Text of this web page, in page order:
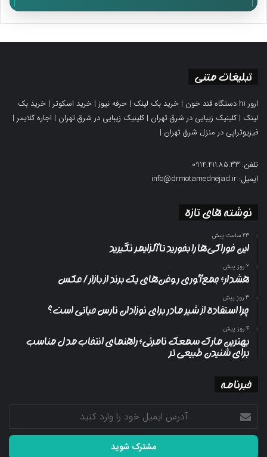
تبلیغات متنی
ارور h1 دستگاه قند خون | خرید بک لینک | حرفه نیوز | خرید اسکوتر | خرید بک
لینک |کلینیک زیبایی در شرق تهران |کلینیک زیبایی در شرق تهران | اجاره کلایمر |
فیزیوتراپی در منزل شرق تهران |
تلفن: 0914.411.85.33
ایمیل: info@drmotamednejad.ir
نوشته های تازه
23 ساعت پیش
این خوراکی‌ها را بخورید تا آلزایمر نگیرید
2 روز پیش
هشدار؛ جمع‌آوری روغن‌های یک برند از بازار/ عکس
3 روز پیش
چرا استفاده از شیر مادر برای نوزادان نارس حیاتی است؟
4 روز پیش
بهترین مارک سمعک نامرئی؛ راهنمای انتخاب مدل مناسب
برای شنیدن طبیعی تر
خبرنامه
آدرس
ایمیل
خود